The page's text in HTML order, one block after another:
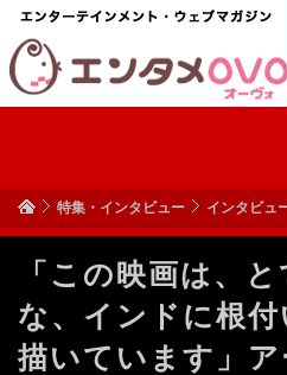
特集・インタビュー インタビュ
「この映画は、
な、インドに根
描いています」